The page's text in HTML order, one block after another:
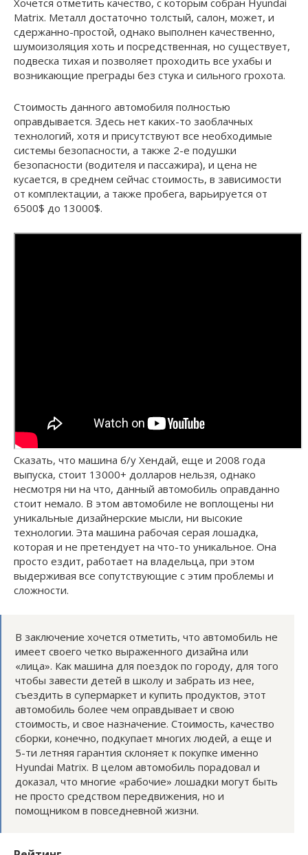
Matrix. Металл достаточно толстый, салон, может, и
сдержанно-простой, однако выполнен качественно,
шумоизоляция хоть и посредственная, но существует,
подвеска тихая и позволяет проходить все ухабы и
возникающие преграды без стука и сильного грохота.
Стоимость данного автомобиля полностью
оправдывается. Здесь нет каких-то заоблачных
технологий, хотя и присутствуют все необходимые
системы безопасности, а также 2-е подушки
безопасности (водителя и пассажира), и цена не
кусается, в среднем сейчас стоимость, в зависимости
от комплектации, а также пробега, варьируется от
6500$ до 13000$.
Сказать, что машина б/у Хендай, еще и 2008 года
выпуска, стоит 13000+ долларов нельзя, однако
несмотря ни на что, данный автомобиль оправданно
стоит немало. В этом автомобиле не воплощены ни
уникальные дизайнерские мысли, ни высокие
технологии. Эта машина рабочая серая лошадка,
которая и не претендует на что-то уникальное. Она
просто ездит, работает на владельца, при этом
выдерживая все сопутствующие с этим проблемы и
сложности.
В заключение хочется отметить, что автомобиль не
имеет своего четко выраженного дизайна или
«лица». Как машина для поездок по городу, для того
чтобы завести детей в школу и забрать из нее,
съездить в супермаркет и купить продуктов, этот
автомобиль более чем оправдывает и свою
стоимость, и свое назначение. Стоимость, качество
сборки, конечно, подкупает многих людей, а еще и
5-ти летняя гарантия склоняет к покупке именно
Hyundai Matrix. В целом автомобиль порадовал и
доказал, что многие «рабочие» лошадки могут быть
не просто средством передвижения, но и
помощником в повседневной жизни.